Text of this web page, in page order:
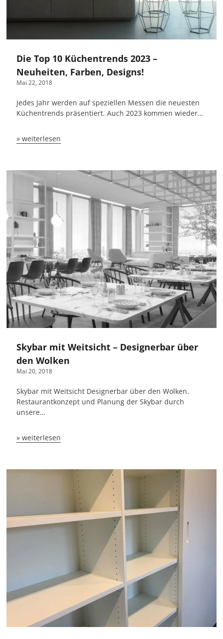
Die Top 10 Küchentrends 2023 –
Neuheiten, Farben, Designs!
Mai 22, 2018
Jedes Jahr werden auf speziellen Messen die neuesten
Küchentrends präsentiert. Auch 2023 kommen wieder…
» weiterlesen
Skybar mit Weitsicht – Designerbar über
den Wolken
Mai 20, 2018
Skybar mit Weitsicht Designerbar über den Wolken.
Restaurantkonzept und Planung der Skybar durch
unsere…
» weiterlesen